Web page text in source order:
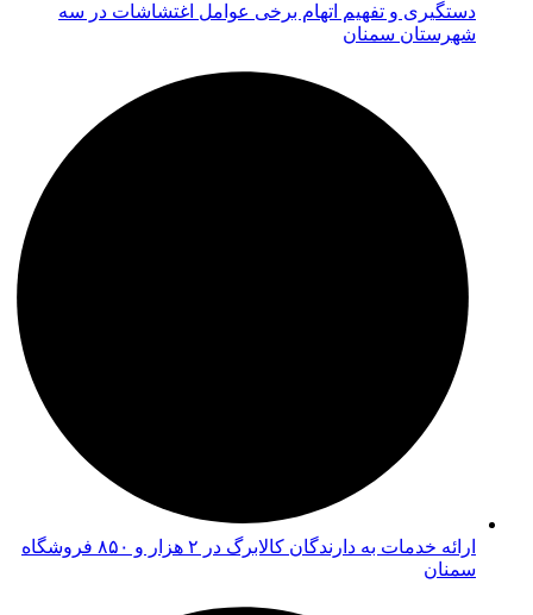
دستگیری و تفهیم اتهام برخی عوامل اغتشاشات در سه
شهرستان سمنان
ارائه خدمات به دارندگان کالابرگ در ۲ هزار و ۸۵۰ فروشگاه
سمنان